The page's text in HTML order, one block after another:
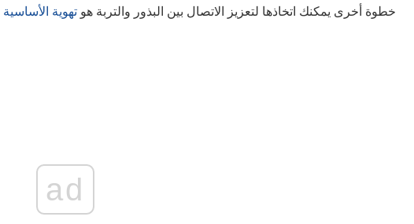
خطوة أخرى يمكنك اتخاذها لتعزيز الاتصال بين البذور والتربة هو تهوية الأساسية
ad